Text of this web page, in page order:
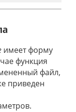
имеет форму
функция
файл,
приведен